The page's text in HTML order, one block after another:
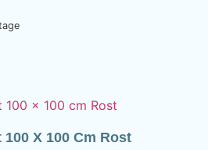
X 100 Cm Rost